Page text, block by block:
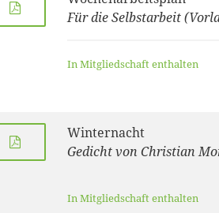
Für die Selbstarbeit
In Mitgliedschaft enthalten
Winternacht
Gedicht von Christian
In Mitgliedschaft enthalten